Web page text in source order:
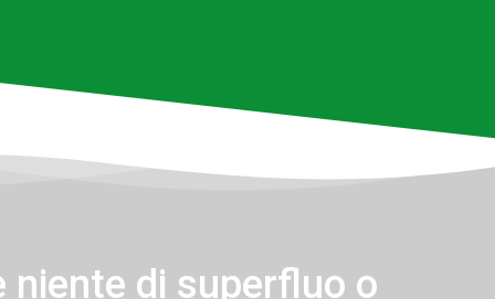
niente di superfluo o